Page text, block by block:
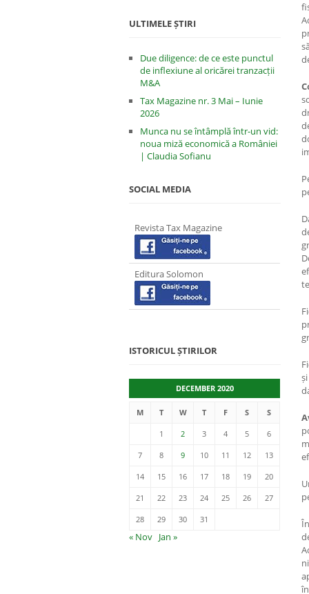
ULTIMELE ȘTIRI
Due diligence: de ce este punctul
de inflexiune al oricărei tranzacții
M&A
Tax Magazine nr. 3 Mai – Iunie
2026
Munca nu se întâmplă într-un vid:
noua miză economică a României
| Claudia Sofianu
SOCIAL MEDIA
Revista Tax Magazine
Editura Solomon
ISTORICUL ȘTIRILOR
DECEMBER 2020
M T W T F S S
1 2 3 4 5 6
7 8 9 10 11 12 13
14 15 16 17 18 19 20
21 22 23 24 25 26 27
28 29 30 31
« Nov Jan »